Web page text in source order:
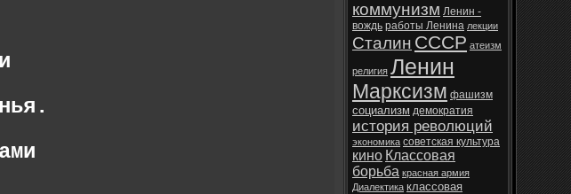
коммунизм Ленин -
вождь работы Ленина лекции
Сталин СССР атеизм
религия Ленин
Марксизм фашизм
социализм демократия
история революций
экономика советская культура
кино Классовая
борьба красная армия
Диалектика классовая